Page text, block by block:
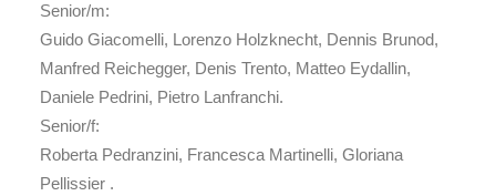
Senior/m:
Guido Giacomelli, Lorenzo Holzknecht, Dennis Brunod,
Manfred Reichegger, Denis Trento, Matteo Eydallin,
Daniele Pedrini, Pietro Lanfranchi.
Senior/f:
Roberta Pedranzini, Francesca Martinelli, Gloriana
Pellissier .